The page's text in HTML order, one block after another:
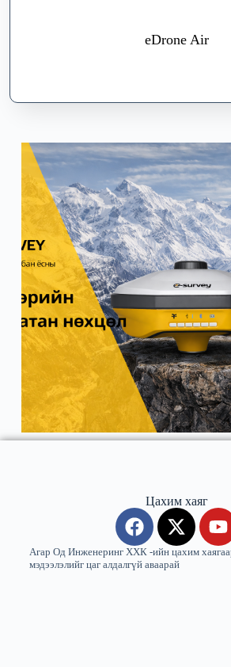
eDrone Air
Цахим хаяг
Агар Од Инженеринг ХХК -ийн цахим
мэдээлэлийг цаг алдалгүй аваарай